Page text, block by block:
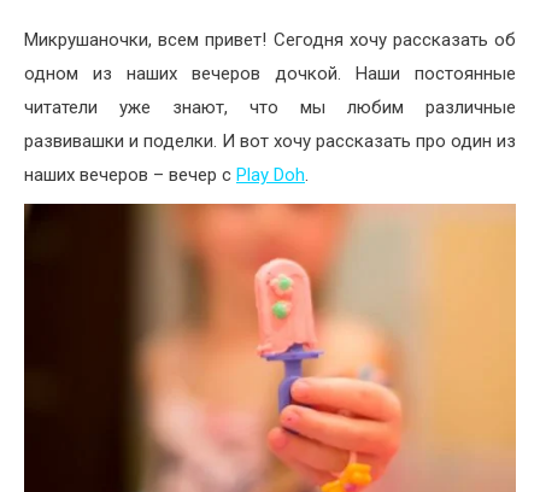
Хобби
Красота
Недвижимость
Микрушаночки, всем привет! Сегодня хочу рассказать об
одном из наших вечеров дочкой. Наши постоянные
читатели уже знают, что мы любим различные
развивашки и поделки. И вот хочу рассказать про один из
наших вечеров – вечер с Play Doh.